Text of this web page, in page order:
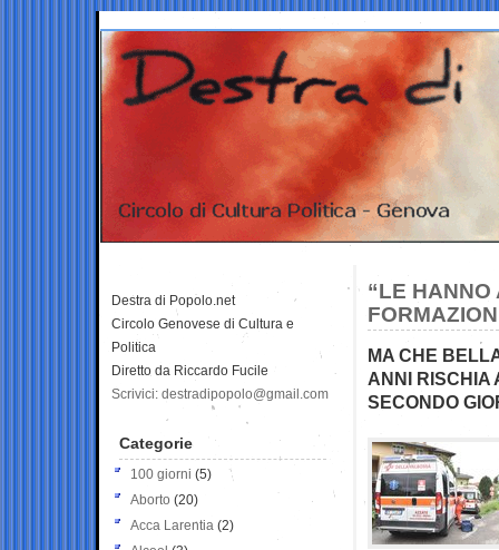
“LE HANNO
MA CHE
ANNI RISCHIA
SECONDO
Destra di Popolo.net
Circolo Genovese di Cultura e
Politica
Diretto da Riccardo Fucile
Scrivici: destradipopolo@gmail.com
Categorie
100 giorni (5)
Aborto (20)
Acca Larentia (2)